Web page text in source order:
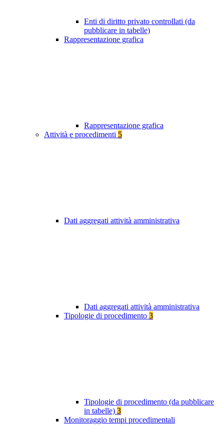
Enti di diritto privato controllati (da
pubblicare in tabelle)
Rappresentazione grafica
Rappresentazione grafica
Attività e procedimenti 5
Dati aggregati attività amministrativa
Dati aggregati attività amministrativa
Tipologie di procedimento 3
Tipologie di procedimento (da pubblicare
in tabelle) 3
Monitoraggio tempi procedimentali